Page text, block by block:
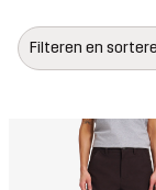
Filteren en